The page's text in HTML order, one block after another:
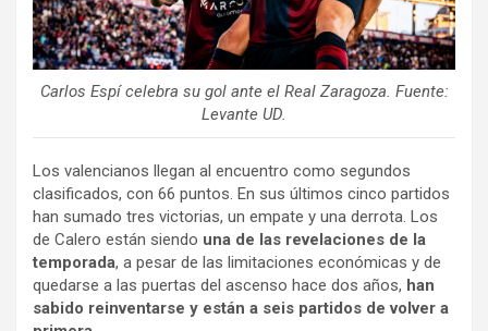
Carlos Espí celebra su gol ante el Real Zaragoza. Fuente:
Levante UD.
Los valencianos llegan al encuentro como segundos
clasificados, con 66 puntos. En sus últimos cinco partidos
han sumado tres victorias, un empate y una derrota. Los
de Calero están siendo una de las revelaciones de la
temporada, a pesar de las limitaciones económicas y de
quedarse a las puertas del ascenso hace dos años, han
sabido reinventarse y están a seis partidos de volver a